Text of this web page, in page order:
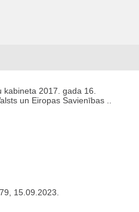
2017. gada 16.
un Eiropas Savienības ..
15.09.2023.